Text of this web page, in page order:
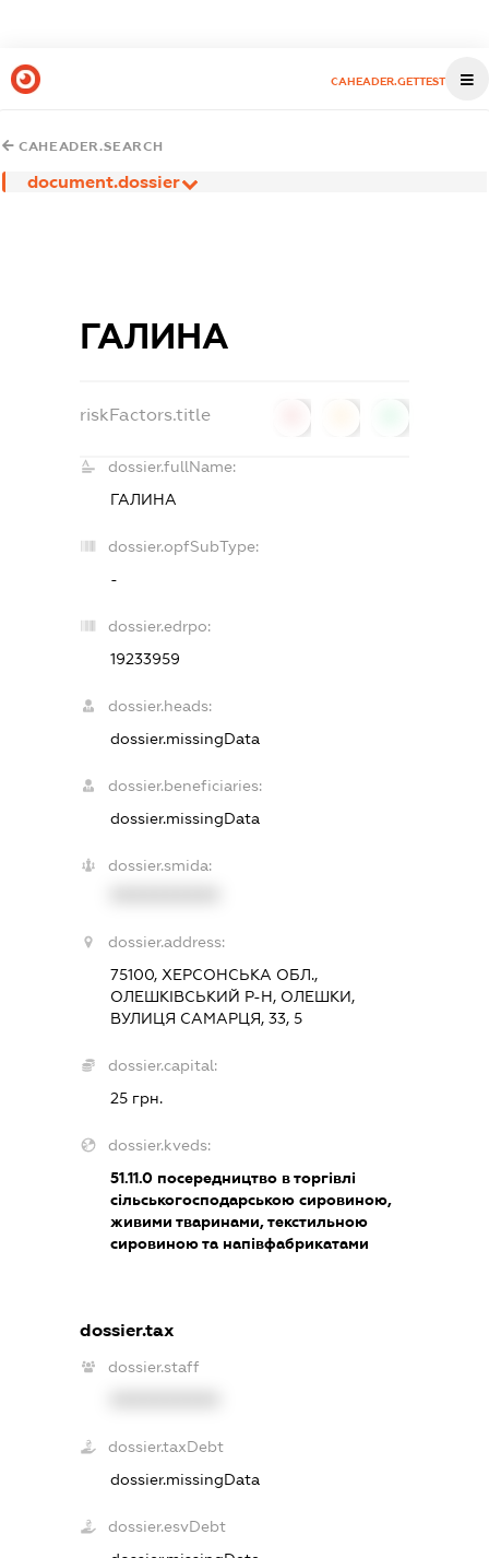
CAHEADER.GETTEST
CAHEADER.SEARCH
document.dossier
ГАЛИНА
riskFactors.title
dossier.fullName:
ГАЛИНА
dossier.opfSubType:
-
dossier.edrpo:
19233959
dossier.heads:
dossier.missingData
dossier.beneficiaries:
dossier.missingData
dossier.smida:
dossier.address:
75100, ХЕРСОНСЬКА ОБЛ.,
ОЛЕШКІВСЬКИЙ Р-Н, ОЛЕШКИ,
ВУЛИЦЯ САМАРЦЯ, 33, 5
dossier.capital:
25 грн.
dossier.kveds:
51.11.0посередництво в торгівлі
сільськогосподарською сировиною,
живими тваринами, текстильною
сировиною та напівфабрикатами
dossier.tax
dossier.staff
dossier.taxDebt
dossier.missingData
dossier.esvDebt